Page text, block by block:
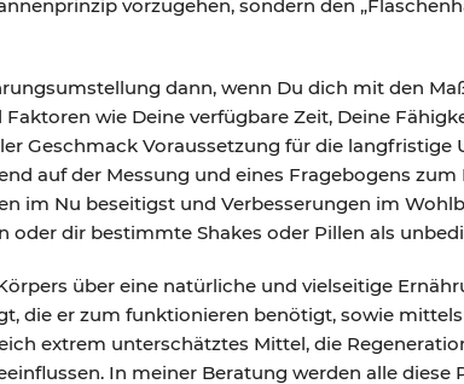
vorzugehen, sondern den
dann, wenn Du dich mit den
wie Deine verfügbare Zeit, Deine
Geschmack Voraussetzung für die langfristige
auf der Messung und eines Fragebogens
im Nu beseitigst und Verbesserungen im
oder dir bestimmte Shakes oder Pillen als
über eine natürliche und vielseitige
die er zum funktionieren benötigt, sowie
extrem unterschätztes Mittel, die
In meiner Beratung werden alle